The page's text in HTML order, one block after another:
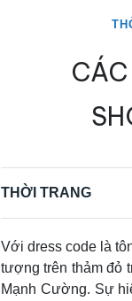
THỜI TRANG
Với dress code là
tượng trên thảm đỏ
Mạnh Cường. Sự